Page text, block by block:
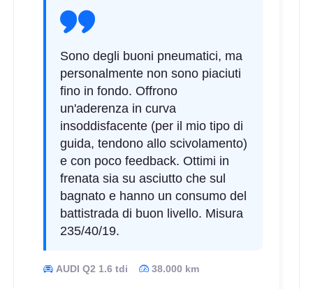
Sono degli buoni pneumatici, ma
personalmente non sono piaciuti
fino in fondo. Offrono
un'aderenza in curva
insoddisfacente (per il mio tipo di
guida, tendono allo scivolamento)
e con poco feedback. Ottimi in
frenata sia su asciutto che sul
bagnato e hanno un consumo del
battistrada di buon livello. Misura
235/40/19.
AUDI Q2 1.6 tdi 38.000 km